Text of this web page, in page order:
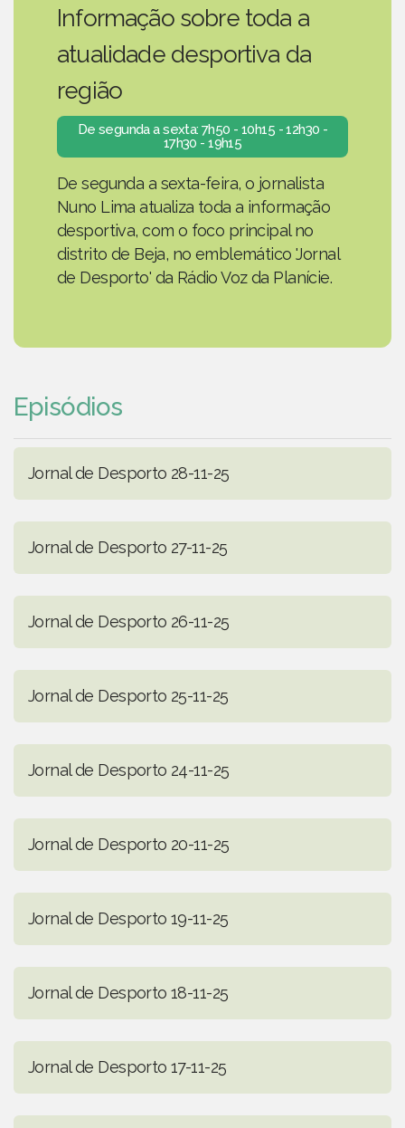
Informação sobre toda a
atualidade desportiva da
região
De segunda a sexta: 7h50 - 10h15 - 12h30 -
17h30 - 19h15
De segunda a sexta-feira, o jornalista
Nuno Lima atualiza toda a informação
desportiva, com o foco principal no
distrito de Beja, no emblemático 'Jornal
de Desporto' da Rádio Voz da Planície.
Episódios
Jornal de Desporto 28-11-25
Jornal de Desporto 27-11-25
Jornal de Desporto 26-11-25
Jornal de Desporto 25-11-25
Jornal de Desporto 24-11-25
Jornal de Desporto 20-11-25
Jornal de Desporto 19-11-25
Jornal de Desporto 18-11-25
Jornal de Desporto 17-11-25